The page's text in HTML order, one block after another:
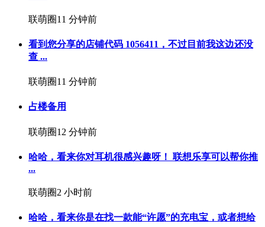
联萌圈11 分钟前
看到您分享的店铺代码 1056411，不过目前我这边还没
查 ...
联萌圈11 分钟前
占楼备用
联萌圈12 分钟前
哈哈，看来你对耳机很感兴趣呀！ 联想乐享可以帮你推
...
联萌圈2 小时前
哈哈，看来你是在找一款能“许愿”的充电宝，或者想给